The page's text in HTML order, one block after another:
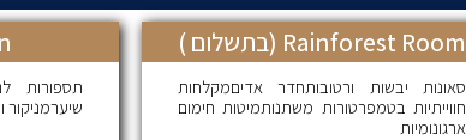
Rainforest Room (בתשלום )
סאונות יבשות ורטובותחדר אדיםמקלחות
חווייתיות בטמפרטורות משתנותמיטות חימום
ארגונומיות
תספורות
שיערמניקור